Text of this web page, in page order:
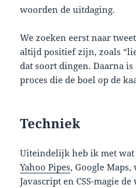
woorden de uitdaging.
We zoeken eerst naar
altijd positief zijn, zoals
dat soort dingen. Daarna
proces die de boel op de
Techniek
Uiteindelijk heb ik met
Yahoo Pipes, Google Maps,
Javascript en CSS-magie